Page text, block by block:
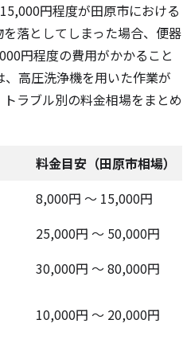
円程度が田原市における
落としてしまった場合、便器
円程度の費用がかかること
高圧洗浄機を用いた作業が
ラブル別の料金相場をまとめ
料金目安（田原市相場）
8,000円 ～ 15,000円
25,000円 ～ 50,000円
30,000円 ～ 80,000円
10,000円 ～ 20,000円